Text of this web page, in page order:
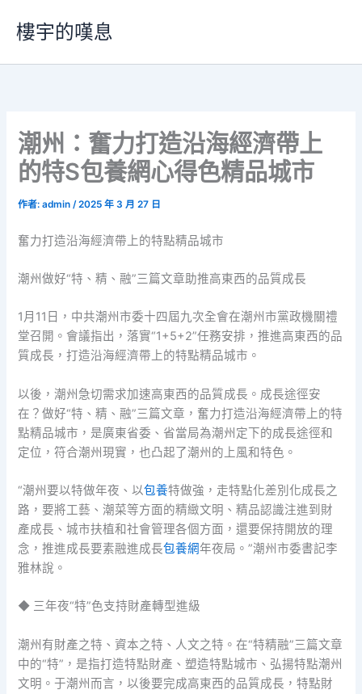
要
樓宇的嘆息
潮州：奮力打造沿海經濟帶上
的特S包養網心得色精品城市
作者:admin/2025 年 3 月 27 日
奮力打造沿海經濟帶上的特點精品城市
潮州做好“特、精、融”三篇文章助推高東西的品質成長
1月11日，中共潮州市委十四屆九次全會在潮州市黨政機關禮
堂召開。會議指出，落實“1+5+2”任務安排，推進高東西的品
質成長，打造沿海經濟帶上的特點精品城市。
以後，潮州急切需求加速高東西的品質成長。成長途徑安
在？做好“特、精、融”三篇文章，奮力打造沿海經濟帶上的特
點精品城市，是廣東省委、省當局為潮州定下的成長途徑和
定位，符合潮州現實，也凸起了潮州的上風和特色。
“潮州要以特做年夜、以包養特做強，走特點化差別化成長之
路，要將工藝、潮菜等方面的精緻文明、精品認識注進到財
產成長、城市扶植和社會管理各個方面，還要保持開放的理
念，推進成長要素融進成長包養網年夜局。”潮州市委書記李
雅林說。
◆ 三年夜“特”色支持財產轉型進級
潮州有財產之特、資本之特、人文之特。在“特精融”三篇文章
中的“特”，是指打造特點財產、塑造特點城市、弘揚特點潮州
文明。于潮州而言，以後要完成高東西的品質成長，特點財